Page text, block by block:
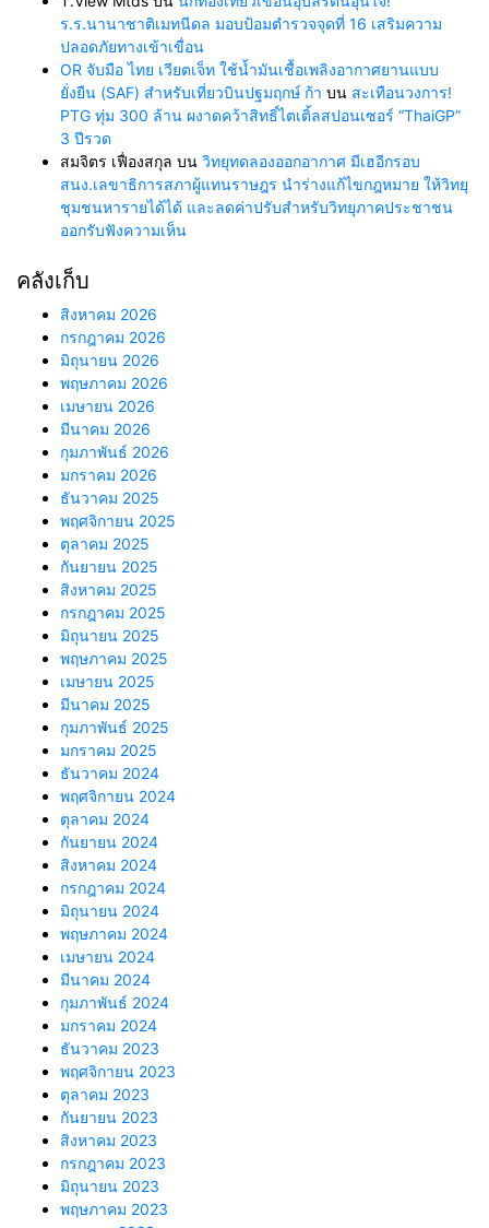
ร.ร.นานาชาติเมทนีดล มอบป้อมตำรวจจุดที่ 16 เสริมความ
ปลอดภัยทางเข้าเขื่อน
OR จับมือ ไทย เวียตเจ็ท ใช้น้ำมันเชื้อเพลิงอากาศยานแบบ
ยั่งยืน (SAF) สำหรับเที่ยวบินปฐมฤกษ์ ก้า บน สะเทือนวงการ!
PTG ทุ่ม 300 ล้าน ผงาดคว้าสิทธิ์ไตเติ้ลสปอนเซอร์ “ThaiGP”
3 ปีรวด
สมจิตร เฟื่องสกุล บน วิทยุทดลองออกอากาศ มีเฮอีกรอบ
สนง.เลขาธิการสภาผู้แทนราษฎร นำร่างแก้ไขกฎหมาย ให้วิทยุ
ชุมชนหารายได้ได้ และลดค่าปรับสำหรับวิทยุภาคประชาชน
ออกรับฟังความเห็น
คลังเก็บ
สิงหาคม 2026
กรกฎาคม 2026
มิถุนายน 2026
พฤษภาคม 2026
เมษายน 2026
มีนาคม 2026
กุมภาพันธ์ 2026
มกราคม 2026
ธันวาคม 2025
พฤศจิกายน 2025
ตุลาคม 2025
กันยายน 2025
สิงหาคม 2025
กรกฎาคม 2025
มิถุนายน 2025
พฤษภาคม 2025
เมษายน 2025
มีนาคม 2025
กุมภาพันธ์ 2025
มกราคม 2025
ธันวาคม 2024
พฤศจิกายน 2024
ตุลาคม 2024
กันยายน 2024
สิงหาคม 2024
กรกฎาคม 2024
มิถุนายน 2024
พฤษภาคม 2024
เมษายน 2024
มีนาคม 2024
กุมภาพันธ์ 2024
มกราคม 2024
ธันวาคม 2023
พฤศจิกายน 2023
ตุลาคม 2023
กันยายน 2023
สิงหาคม 2023
กรกฎาคม 2023
มิถุนายน 2023
พฤษภาคม 2023